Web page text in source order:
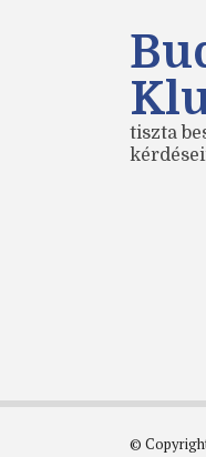
tiszta
©